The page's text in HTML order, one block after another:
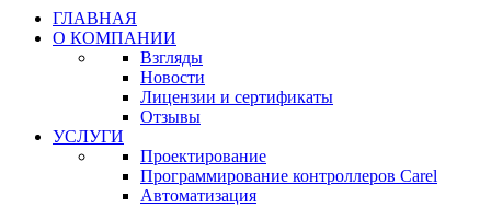
ГЛАВНАЯ
О КОМПАНИИ
Взгляды
Новости
Лицензии и сертификаты
Отзывы
УСЛУГИ
Проектирование
Программирование контроллеров Carel
Автоматизация